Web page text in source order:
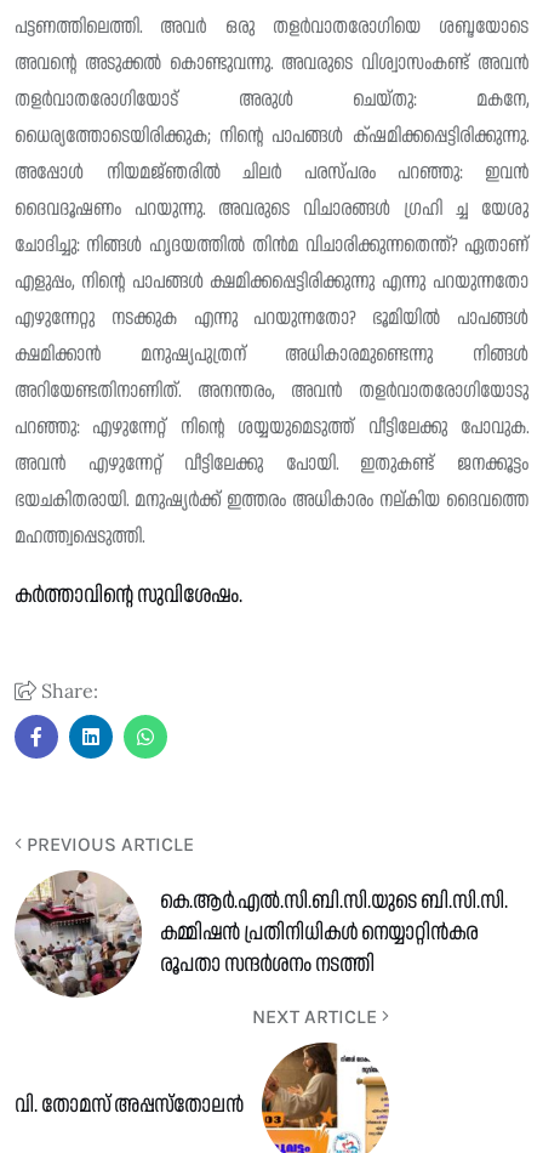
പട്ടണത്തിലെത്തി. അവർ ഒരു തളർവാതരോഗിയെ ശബ്ദയോടെ
അവന്റെ അടുക്കൽ കൊണ്ടുവന്നു. അവരുടെ വിശ്വാസംകണ്ട് അവൻ
തളർവാതരോഗിയോട് അരുൾ ചെയ്‌തു: മകനേ,
ധൈര്യത്തോടെയിരിക്കുക; നിൻ്റെ പാപങ്ങൾ ക്‌ഷമിക്കപ്പെട്ടിരിക്കുന്നു.
അപ്പോൾ നിയമജ്‌ഞരിൽ ചിലർ പരസ്‌പരം പറഞ്ഞു: ഇവൻ
ദൈവദൂഷണം പറയുന്നു. അവരുടെ വിചാരങ്ങൾ ഗ്രഹി ച്ച യേശു
ചോദിച്ചു: നിങ്ങൾ ഹൃദയത്തിൽ തിൻമ വിചാരിക്കുന്നതെന്ത്? ഏതാണ്
എളുപ്പം, നിൻ്റെ പാപങ്ങൾ ക്ഷമിക്കപ്പെട്ടിരിക്കുന്നു എന്നു പറയുന്നതോ
എഴുന്നേറ്റു നടക്കുക എന്നു പറയുന്നതോ? ഭൂമിയിൽ പാപങ്ങൾ
ക്ഷമിക്കാൻ മനുഷ്യപുത്രന് അധികാരമുണ്ടെന്നു നിങ്ങൾ
അറിയേണ്ടതിനാണിത്. അനന്തരം, അവൻ തളർവാതരോഗിയോടു
പറഞ്ഞു: എഴുന്നേറ്റ് നിന്റെ ശയ്യയുമെടുത്ത് വീട്ടിലേക്കു പോവുക.
അവൻ എഴുന്നേറ്റ് വീട്ടിലേക്കു പോയി. ഇതുകണ്ട് ജനക്കൂട്ടം
ഭയചകിതരായി. മനുഷ്യർക്ക് ഇത്തരം അധികാരം നല്‌കിയ ദൈവത്തെ
മഹത്ത്വപ്പെടുത്തി.
കർത്താവിന്റെ സുവിശേഷം.
Share:
PREVIOUS ARTICLE
കെ.ആർ.എൽ.സി.ബി.സി.യുടെ ബി.സി.സി.
കമ്മിഷൻ പ്രതിനിധികൾ നെയ്യാറ്റിൻകര
രൂപതാ സന്ദർശനം നടത്തി
NEXT ARTICLE
വി. തോമസ് അപ്പസ്തോലൻ